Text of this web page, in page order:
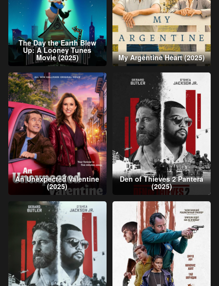
The Day the Earth Blew
Up: A Looney Tunes
Movie (2025) My Argentine Heart (2025)
An Unexpected Valentine
(2025)
Den of Thieves 2 Pantera
(2025)